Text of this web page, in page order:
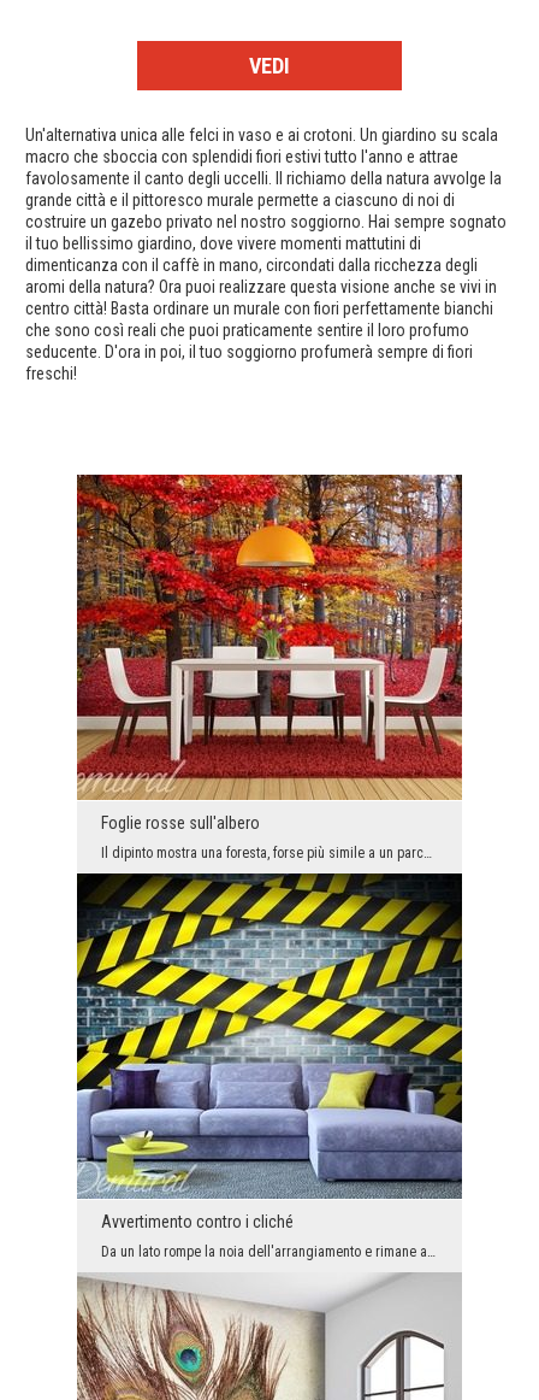
VEDI
Un'alternativa unica alle felci in vaso e ai crotoni. Un giardino su scala
macro che sboccia con splendidi fiori estivi tutto l'anno e attrae
favolosamente il canto degli uccelli. Il richiamo della natura avvolge la
grande città e il pittoresco murale permette a ciascuno di noi di
costruire un gazebo privato nel nostro soggiorno. Hai sempre sognato
il tuo bellissimo giardino, dove vivere momenti mattutini di
dimenticanza con il caffè in mano, circondati dalla ricchezza degli
aromi della natura? Ora puoi realizzare questa visione anche se vivi in ​​
centro città! Basta ordinare un murale con fiori perfettamente bianchi
che sono così reali che puoi praticamente sentire il loro profumo
seducente. D'ora in poi, il tuo soggiorno profumerà sempre di fiori
freschi!
Foglie rosse sull'albero
Avvertimento contro i cliché